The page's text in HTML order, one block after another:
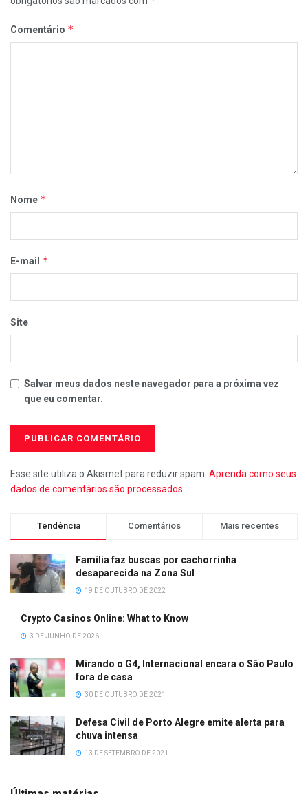
Comentário *
Nome *
E-mail *
Site
Salvar meus dados neste navegador para a próxima vez
que eu comentar.
Esse site utiliza o Akismet para reduzir spam. Aprenda como seus
dados de comentários são processados
Tendência Comentários Mais recentes
Família faz buscas por cachorrinha
desaparecida na Zona Sul
19 DE OUTUBRO DE 2022
Crypto Casinos Online: What to Know
3 DE JUNHO DE 2026
Mirando o G4, Internacional encara o São Paulo
fora de casa
30 DE OUTUBRO DE 2021
Defesa Civil de Porto Alegre emite alerta para
chuva intensa
13 DE SETEMBRO DE 2021